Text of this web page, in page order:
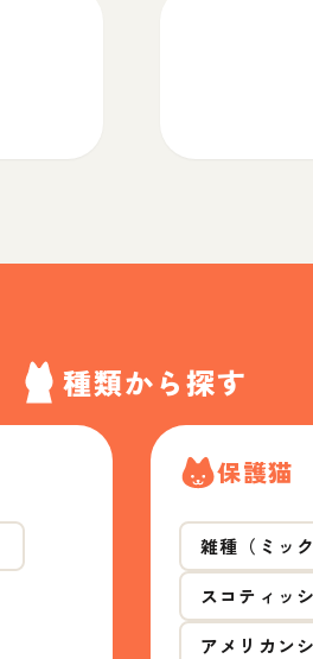
種類から探す
保護猫
雑種（ミック
スコティッ
アメリカン